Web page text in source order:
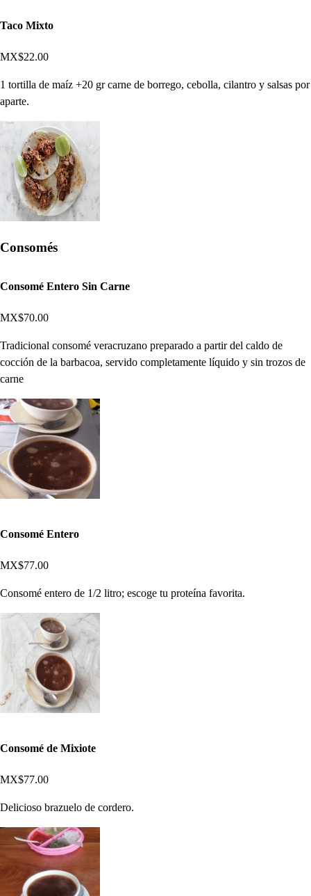
Taco Mixto
MX$22.00
1 tortilla de maíz +20 gr carne de borrego, cebolla, cilantro y salsas por
aparte.
Consomés
Consomé Entero Sin Carne
MX$70.00
Tradicional consomé veracruzano preparado a partir del caldo de
cocción de la barbacoa, servido completamente líquido y sin trozos de
carne
Consomé Entero
MX$77.00
Consomé entero de 1/2 litro; escoge tu proteína favorita.
Consomé de Mixiote
MX$77.00
Delicioso brazuelo de cordero.